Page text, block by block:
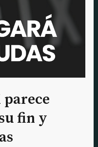
fin y